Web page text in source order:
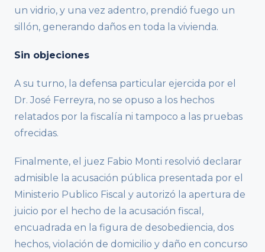
un vidrio, y una vez adentro, prendió fuego un
sillón, generando daños en toda la vivienda.
Sin objeciones
A su turno, la defensa particular ejercida por el
Dr. José Ferreyra, no se opuso a los hechos
relatados por la fiscalía ni tampoco a las pruebas
ofrecidas.
Finalmente, el juez Fabio Monti resolvió declarar
admisible la acusación pública presentada por el
Ministerio Publico Fiscal y autorizó la apertura de
juicio por el hecho de la acusación fiscal,
encuadrada en la figura de desobediencia, dos
hechos, violación de domicilio y daño en concurso